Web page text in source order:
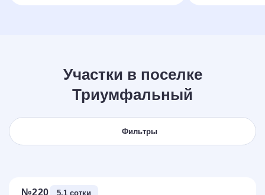
Участки в поселке
Триумфальный
Фильтры
№220
5,1 сотки